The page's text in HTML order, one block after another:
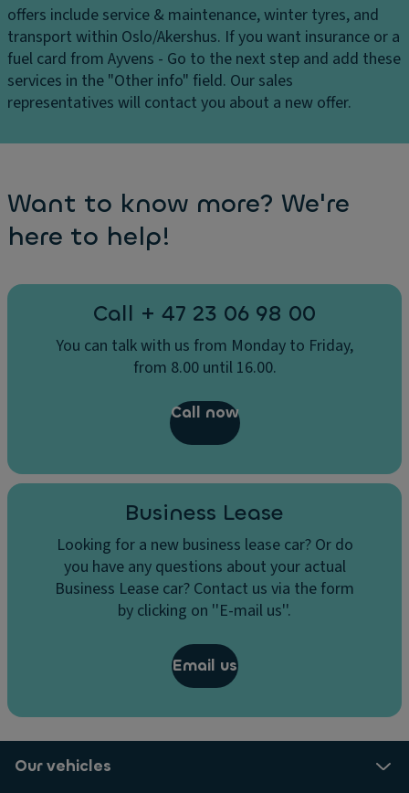
offers include service & maintenance, winter tyres, and
transport within Oslo/Akershus. If you want insurance or a
fuel card from Ayvens - Go to the next step and add these
services in the "Other info" field. Our sales
representatives will contact you about a new offer.
Want to know more? We're
here to help!
Call + 47 23 06 98 00
You can talk with us from Monday to Friday,
from 8.00 until 16.00.
Call now
Business Lease
Looking for a new business lease car? Or do
you have any questions about your actual
Business Lease car? Contact us via the form
by clicking on ''E-mail us''.
Email us
Our vehicles